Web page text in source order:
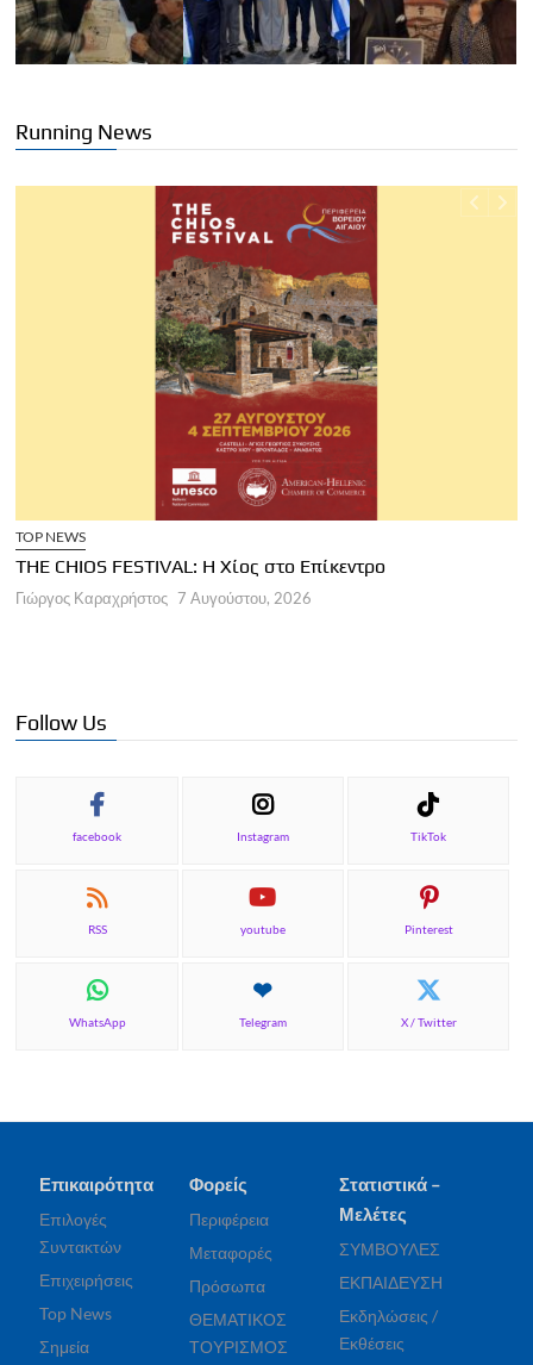
Running News
TOP NEWS
THE CHIOS FESTIVAL: Η Χίος στο Επίκεντρο
Γιώργος Καραχρήστος 7 Αυγούστου, 2026
Follow Us
facebook Instagram TikTok
RSS youtube Pinterest
WhatsApp Telegram X / Twitter
Επικαιρότητα
Επιλογές
Συντακτών
Επιχειρήσεις
Top News
Σημεία
Φορείς
Περιφέρεια
Μεταφορές
Πρόσωπα
ΘΕΜΑΤΙΚΟΣ
ΤΟΥΡΙΣΜΟΣ
Στατιστικά –
Μελέτες
ΣΥΜΒΟΥΛΕΣ
ΕΚΠΑΙΔΕΥΣΗ
Εκδηλώσεις /
Εκθέσεις